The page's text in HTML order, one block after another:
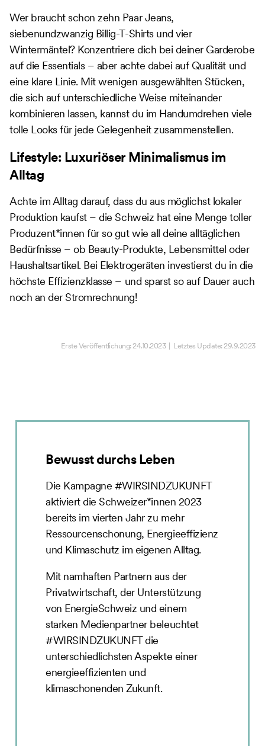
Wer braucht schon zehn Paar Jeans,
siebenundzwanzig Billig-T-Shirts und vier
Wintermäntel? Konzentriere dich bei deiner Garderobe
auf die Essentials – aber achte dabei auf Qualität und
eine klare Linie. Mit wenigen ausgewählten Stücken,
die sich auf unterschiedliche Weise miteinander
kombinieren lassen, kannst du im Handumdrehen viele
tolle Looks für jede Gelegenheit zusammenstellen.
Lifestyle: Luxuriöser Minimalismus im
Alltag
Achte im Alltag darauf, dass du aus möglichst lokaler
Produktion kaufst – die Schweiz hat eine Menge toller
Produzent*innen für so gut wie all deine alltäglichen
Bedürfnisse – ob Beauty-Produkte, Lebensmittel oder
Haushaltsartikel. Bei Elektrogeräten investierst du in die
höchste Effizienzklasse – und sparst so auf Dauer auch
noch an der Stromrechnung!
Erste Veröffentlichung:24.10.2023| Letztes Update:29.9.2023
Bewusst durchs Leben
Die Kampagne #WIRSINDZUKUNFT
aktiviert die Schweizer*innen 2023
bereits im vierten Jahr zu mehr
Ressourcenschonung, Energieeffizienz
und Klimaschutz im eigenen Alltag.
Mit namhaften Partnern aus der
Privatwirtschaft, der Unterstützung
von EnergieSchweiz und einem
starken Medienpartner beleuchtet
#WIRSINDZUKUNFT die
unterschiedlichsten Aspekte einer
energieeffizienten und
klimaschonenden Zukunft.